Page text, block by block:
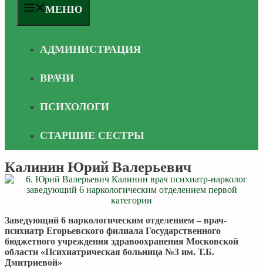
МЕНЮ
АДМИНИСТРАЦИЯ
ВРАЧИ
ПСИХОЛОГИ
СТАРШИЕ СЕСТРЫ
Калинин Юрий Валерьевич
Заведующий 6 наркологическим отделением – врач-
психиатр Егорьевского филиала Государственного
бюджетного учреждения здравоохранения Московской
области «Психиатрическая больница №3 им. Т.Б.
Дмитриевой»